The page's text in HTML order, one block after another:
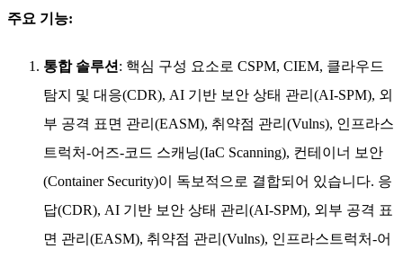
주요 기능:
통합 솔루션 : 핵심 구성 요소로 CSPM, CIEM, 클라우드
탐지 및 대응(CDR), AI 기반 보안 상태 관리(AI-SPM), 외
부 공격 표면 관리(EASM), 취약점 관리(Vulns), 인프라스
트럭처-어즈-코드 스캐닝(IaC Scanning), 컨테이너 보안
(Container Security)이 독보적으로 결합되어 있습니다. 응
답(CDR), AI 기반 보안 상태 관리(AI-SPM), 외부 공격 표
면 관리(EASM), 취약점 관리(Vulns), 인프라스트럭처-어